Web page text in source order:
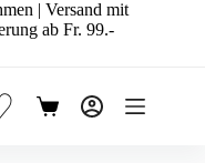
| Versand mit
ab Fr. 99.-
Warenkorb